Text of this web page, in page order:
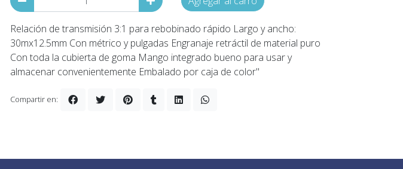
Relación de transmisión 3:1 para rebobinado rápido Largo y ancho:
30mx12.5mm Con métrico y pulgadas Engranaje retráctil de material puro
Con toda la cubierta de goma Mango integrado bueno para usar y
almacenar convenientemente Embalado por caja de color"
Compartir en: